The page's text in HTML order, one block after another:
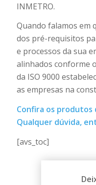
INMETRO.
Quando falamos em
dos pré-requisitos
e processos da sua
alinhados conforme
da ISO 9000
as empresas na
Confira os produtos
Qualquer dúvida,
[avs_toc]